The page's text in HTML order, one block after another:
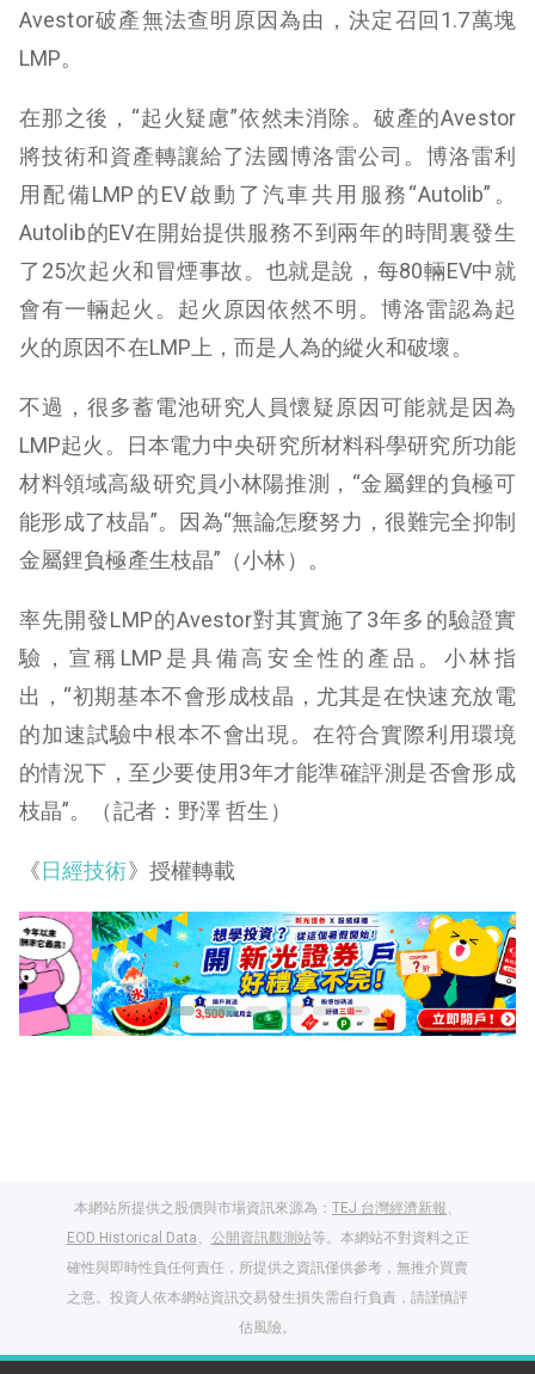
Avestor破產無法查明原因為由，決定召回1.7萬塊
LMP。
在那之後，“起火疑慮”依然未消除。破產的Avestor
將技術和資產轉讓給了法國博洛雷公司。博洛雷利
用配備LMP的EV啟動了汽車共用服務“Autolib”。
Autolib的EV在開始提供服務不到兩年的時間裏發生
了25次起火和冒煙事故。也就是說，每80輛EV中就
會有一輛起火。起火原因依然不明。博洛雷認為起
火的原因不在LMP上，而是人為的縱火和破壞。
不過，很多蓄電池研究人員懷疑原因可能就是因為
LMP起火。日本電力中央研究所材料科學研究所功能
材料領域高級研究員小林陽推測，“金屬鋰的負極可
能形成了枝晶”。因為“無論怎麼努力，很難完全抑制
金屬鋰負極產生枝晶”（小林）。
率先開發LMP的Avestor對其實施了3年多的驗證實
驗，宣稱LMP是具備高安全性的產品。小林指
出，“初期基本不會形成枝晶，尤其是在快速充放電
的加速試驗中根本不會出現。在符合實際利用環境
的情況下，至少要使用3年才能準確評測是否會形成
枝晶”。（記者：野澤 哲生）
《日經技術》授權轉載
本網站所提供之股價與市場資訊來源為： TEJ 台灣經濟新報、
EOD Historical Data、 公開資訊觀測站等。本網站不對資料之正
確性與即時性負任何責任，所提供之資訊僅供參考，無推介買賣
之意。投資人依本網站資訊交易發生損失需自行負責，請謹慎評
估風險。